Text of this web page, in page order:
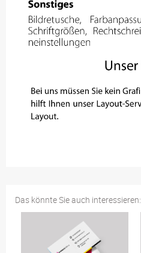
Das könnte Sie auch interessieren: